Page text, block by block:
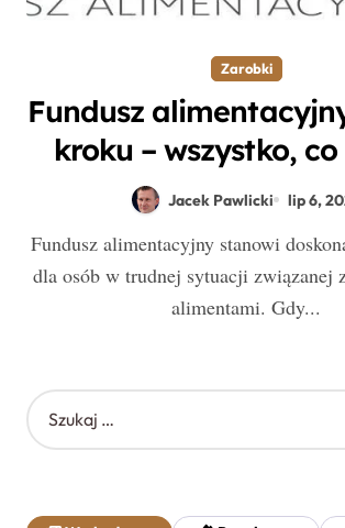
Zarobki
Fundusz
kroku – wszystko, co
wiedzieć, by
Jacek Pawlicki lip 6,
Fundusz alimentacyjny stanowi doskonałą alternatywę
dla osób w trudnej sytuacji związanej
alimentami. Gdy...
S
z
j